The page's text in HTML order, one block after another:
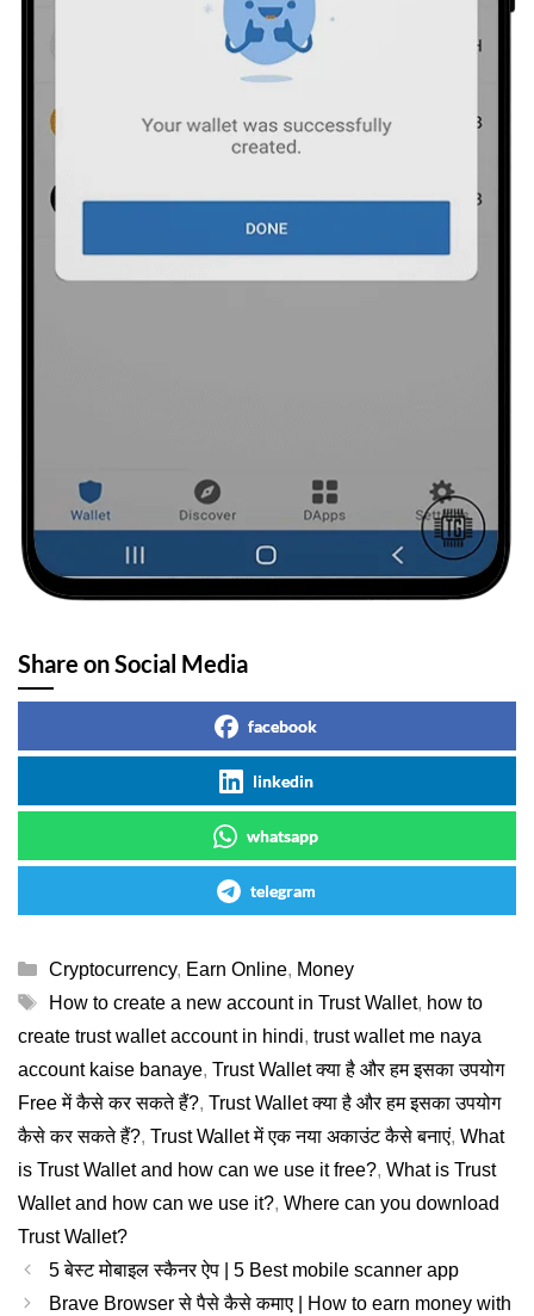
Share on Social Media
facebook
linkedin
whatsapp
telegram
Categories
Cryptocurrency, Earn Online, Money
Tags
How to create a new account in Trust Wallet, how to
create trust wallet account in hindi, trust wallet me naya
account kaise banaye, Trust Wallet क्या है और हम इसका उपयोग
Free में कैसे कर सकते हैं?, Trust Wallet क्या है और हम इसका उपयोग
कैसे कर सकते हैं?, Trust Wallet में एक नया अकाउंट कैसे बनाएं, What
is Trust Wallet and how can we use it free?, What is Trust
Wallet and how can we use it?, Where can you download
Trust Wallet?
5 बेस्ट मोबाइल स्कैनर ऐप | 5 Best mobile scanner app
Brave Browser से पैसे कैसे कमाए | How to earn money with